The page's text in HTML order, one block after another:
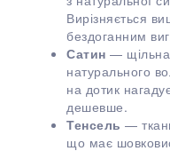
Вирізняється
бездоганним
Сатин — щільна
натурального
на дотик
дешевше.
Тенсель —
що має